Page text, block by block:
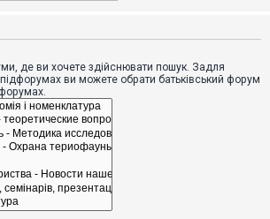
де ви хочете здійснювати пошук. Задля
ви можете обрати батьківський форум